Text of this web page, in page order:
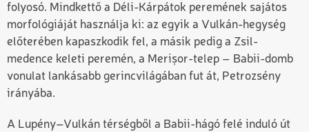
folyosó. Mindkettő a Déli-Kárpátok peremének sajátos
morfológiáját használja ki: az egyik a Vulkán-hegység
előterében kapaszkodik fel, a másik pedig a Zsil-
medence keleti peremén, a Merişor-telep – Babii-domb
vonulat lankásabb gerincvilágában fut át, Petrozsény
irányába.
A Lupény–Vulkán térségből a Babii-hágó felé induló út